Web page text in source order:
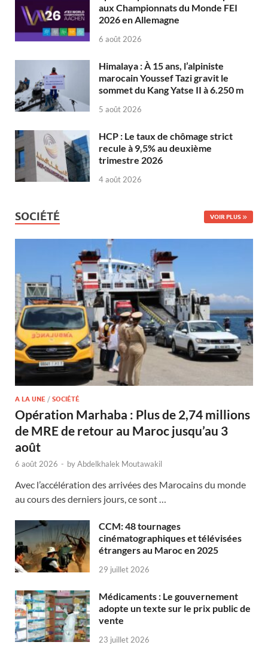
aux Championnats du Monde FEI
2026 en Allemagne
6 août 2026
Himalaya : À 15 ans, l’alpiniste
marocain Youssef Tazi gravit le
sommet du Kang Yatse II à 6.250 m
5 août 2026
HCP : Le taux de chômage strict
recule à 9,5% au deuxième
trimestre 2026
4 août 2026
SOCIÉTÉ VOIR PLUS
A LA UNE / SOCIÉTÉ
Opération Marhaba : Plus de 2,74 millions
de MRE de retour au Maroc jusqu’au 3
août
6 août 2026 - byAbdelkhalek Moutawakil
Avec l’accélération des arrivées des Marocains du monde
au cours des derniers jours, ce sont …
CCM: 48 tournages
cinématographiques et télévisées
étrangers au Maroc en 2025
29 juillet 2026
Médicaments : Le gouvernement
adopte un texte sur le prix public de
vente
23 juillet 2026